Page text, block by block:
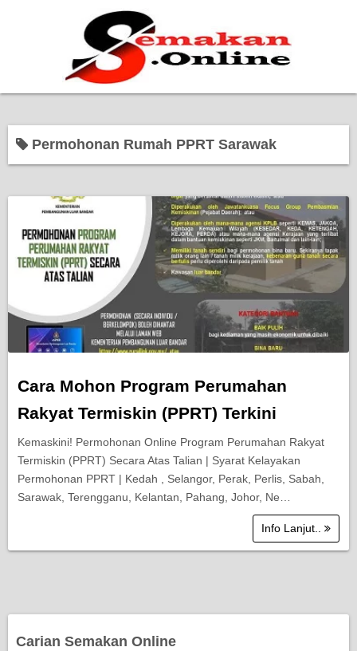
Bantuan Kerajaan
Pendidikan
Kerja Kosong Terkini
Permohonan Rumah PPRT Sarawak
Cara Mohon Program Perumahan
Rakyat Termiskin (PPRT) Terkini
Kemaskini! Permohonan Online Program Perumahan Rakyat
Termiskin (PPRT) Secara Atas Talian | Syarat Kelayakan
Permohonan PPRT | Kedah , Selangor, Perak, Perlis, Sabah,
Sarawak, Terengganu, Kelantan, Pahang, Johor, Ne…
Info Lanjut..
Carian Semakan Online